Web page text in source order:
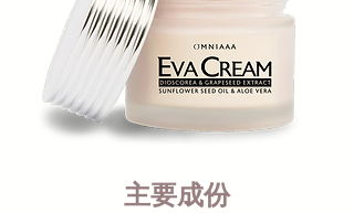
主要成份